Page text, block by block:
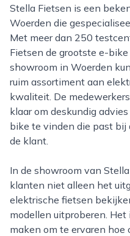
Stella Fietsen is een bekende fietsenwinkel in de stad
Woerden die
Met meer dan 250
Fietsen de grootste e-
showroom in Woerden
ruim assortiment aan
kwaliteit. De
klaar om deskundig
bike te vinden die past
de klant.
In de showroom van Stella Fietsen in Woerden kunnen
klanten niet alleen het
elektrische fietsen
modellen uitproberen.
maken om te ervaren